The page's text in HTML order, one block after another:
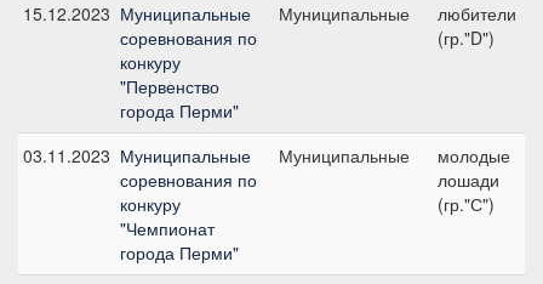
15.12.2023 Муниципальные
соревнования по
конкуру
"Первенство
города Перми"
Муниципальные
любители
(гр."D")
03.11.2023 Муниципальные
соревнования по
конкуру
"Чемпионат
города Перми"
Муниципальные
молодые
лошади
(гр."С")